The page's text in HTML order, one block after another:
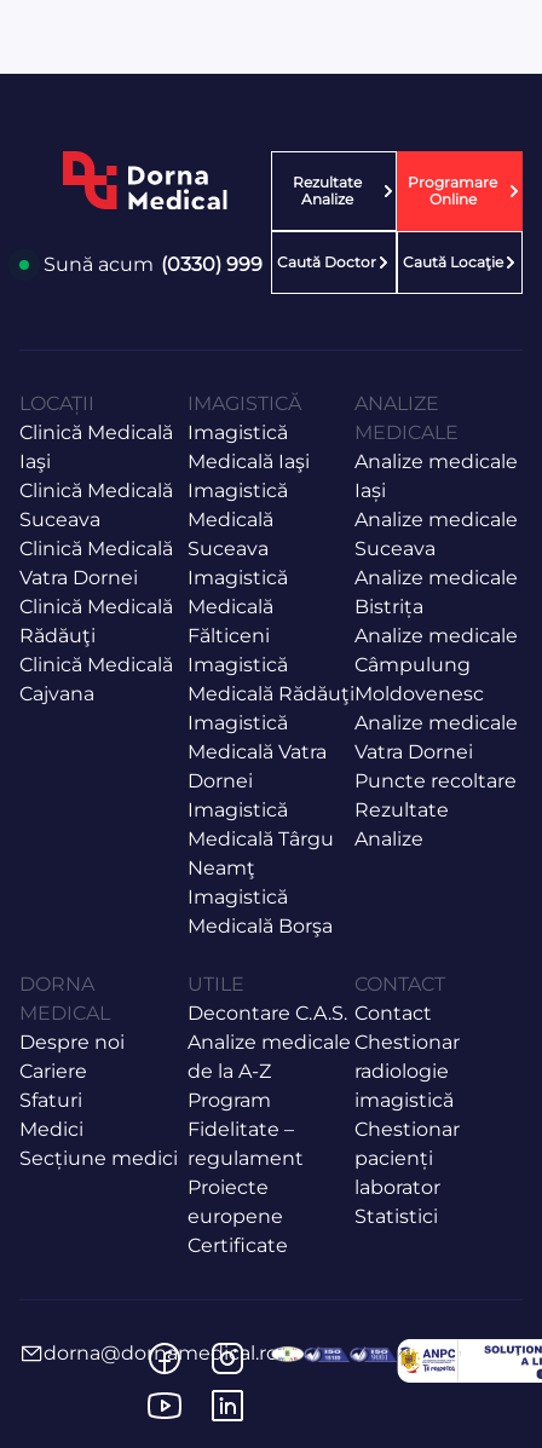
Sună acum (0330) 999
Rezultate
Analize
Programare
Online
Caută Doctor Caută Locaţie
LOCAȚII
Clinică Medicală
Iaşi
Clinică Medicală
Suceava
Clinică Medicală
Vatra Dornei
Clinică Medicală
Rădăuţi
Clinică Medicală
Cajvana
IMAGISTICĂ
Imagistică
Medicală Iaşi
Imagistică
Medicală
Suceava
Imagistică
Medicală
Fălticeni
Imagistică
Medicală Rădăuţi
Imagistică
Medicală Vatra
Dornei
Imagistică
Medicală Târgu
Neamţ
Imagistică
Medicală Borşa
ANALIZE
MEDICALE
Analize medicale
Iași
Analize medicale
Suceava
Analize medicale
Bistrița
Analize medicale
Câmpulung
Moldovenesc
Analize medicale
Vatra Dornei
Puncte recoltare
Rezultate
Analize
DORNA
MEDICAL
Despre noi
Cariere
Sfaturi
Medici
Secțiune medici
UTILE
Decontare C.A.S.
Analize medicale
de la A-Z
Program
Fidelitate –
regulament
Proiecte
europene
Certificate
CONTACT
Contact
Chestionar
radiologie
imagistică
Chestionar
pacienți
laborator
Statistici
dorna@dornamedical.ro